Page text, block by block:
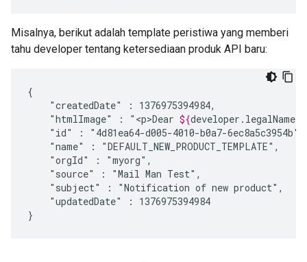
Misalnya, berikut adalah template peristiwa yang memberi
tahu developer tentang ketersediaan produk API baru:
"createdDate"
:
"htmlImage"
: "<p>Dear ${developer . legalName
"id"
:
"name"
:
"orgId"
:
"source"
: "Mail Man
"subject"
: "Notification of new
"updatedDate"
:
1376975394984
}